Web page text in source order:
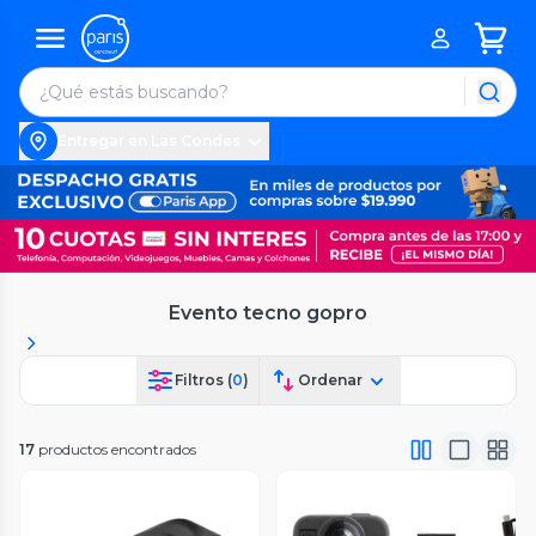
Evento tecno gopro
Filtros (0) Ordenar
17 productos encontrados